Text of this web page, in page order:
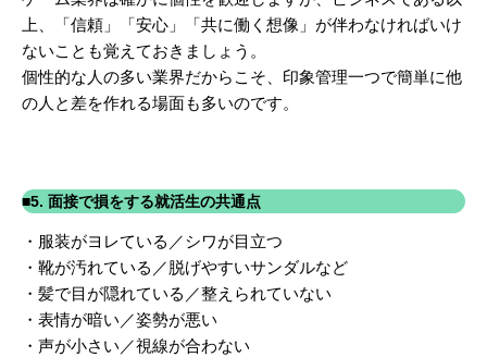
上、「信頼」「安心」「共に働く想像」が伴わなければいけ
ないことも覚えておきましょう。
個性的な人の多い業界だからこそ、印象管理一つで簡単に他
の人と差を作れる場面も多いのです。
■5. 面接で損をする就活生の共通点
・服装がヨレている／シワが目立つ
・靴が汚れている／脱げやすいサンダルなど
・髪で目が隠れている／整えられていない
・表情が暗い／姿勢が悪い
・声が小さい／視線が合わない